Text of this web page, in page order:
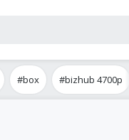
#box #bizhub 4700p